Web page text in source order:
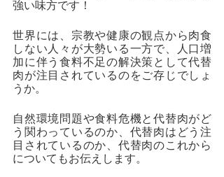
強い味方です！
世界には、宗教や健康の観点から肉食
しない人々が大勢いる一方で、人口増
加に伴う食料不足の解決策として代替
肉が注目されているのをご存じでしょ
うか。
自然環境問題や食料危機と代替肉がど
う関わっているのか、代替肉はどう注
目されているのか、代替肉のこれから
についてもお伝えします。